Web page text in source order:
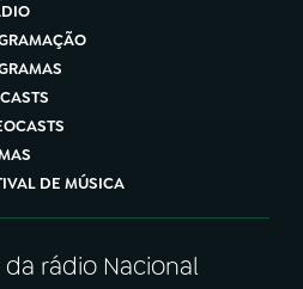
DE MÚSICA
da rádio Nacional